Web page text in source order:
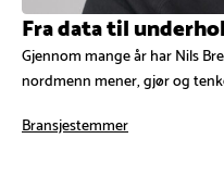
Fra data til
Gjennom mange år har Nils
nordmenn mener, gjør og
Bransjestemmer